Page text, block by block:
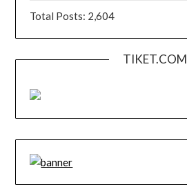
Total Posts: 2,604
TIKET.COM